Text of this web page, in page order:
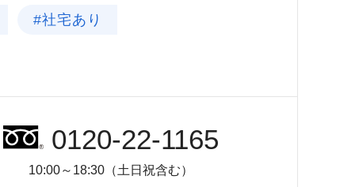
#社宅あり
0120-22-1165
10:00～18:30（土日祝含む）